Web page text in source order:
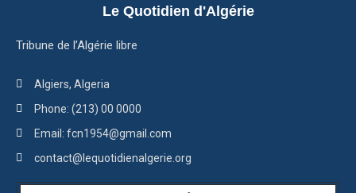
Le Quotidien d'Algérie
Tribune de l’Algérie libre
Algiers, Algeria
Phone: (213) 00 0000
Email: fcn1954@gmail.com
contact@lequotidienalgerie.org